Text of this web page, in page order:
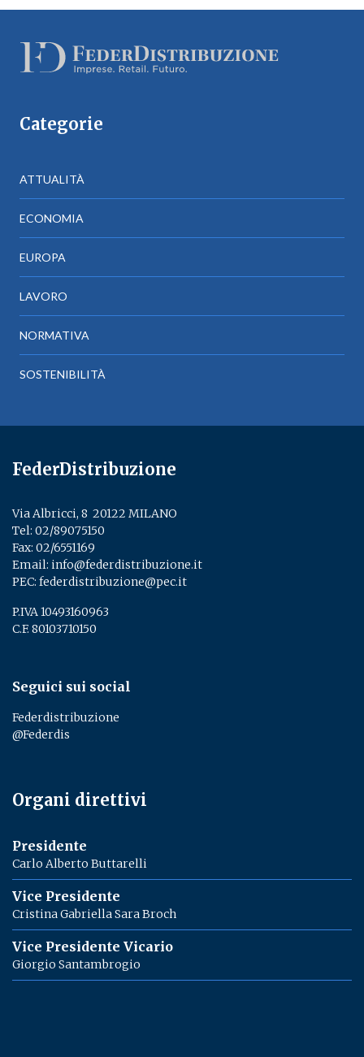
Categorie
ATTUALITÀ
ECONOMIA
EUROPA
LAVORO
NORMATIVA
SOSTENIBILITÀ
FederDistribuzione
Via Albricci, 8 ­ 20122 MILANO
Tel: 02/89075150
Fax: 02/6551169
Email: info@federdistribuzione.it
PEC: federdistribuzione@pec.it
P.IVA 10493160963
C.F. 80103710150
Seguici sui social
Federdistribuzione
@Federdis
Organi direttivi
Presidente
Carlo Alberto Buttarelli
Vice Presidente
Cristina Gabriella Sara Broch
Vice Presidente Vicario
Giorgio Santambrogio